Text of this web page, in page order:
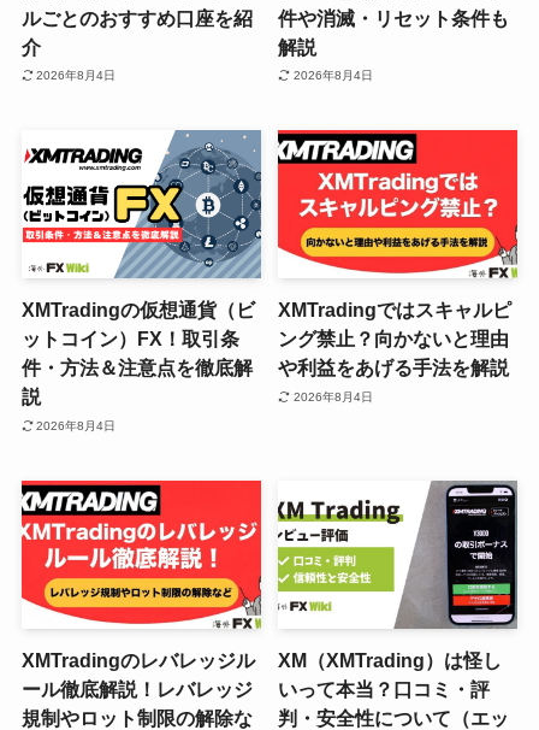
ルごとのおすすめ口座を紹
介
2026年8月4日
件や消滅・リセット条件も
解説
2026年8月4日
XMTradingの仮想通貨（ビ
ットコイン）FX！取引条
件・方法＆注意点を徹底解
説
2026年8月4日
XMTradingではスキャルピ
ング禁止？向かないと理由
や利益をあげる手法を解説
2026年8月4日
XMTradingのレバレッジル
ール徹底解説！レバレッジ
規制やロット制限の解除な
XM（XMTrading）は怪し
いって本当？口コミ・評
判・安全性について（エッ